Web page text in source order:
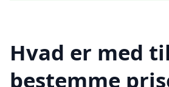
Hvad er med
bestemme